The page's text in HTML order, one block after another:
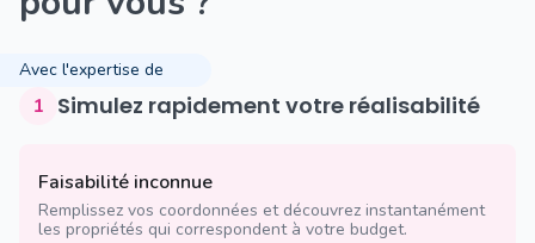
Avec l'expertise de
1 Simulez rapidement votre réalisabilité
Faisabilité inconnue
Remplissez vos coordonnées et découvrez instantanément
les propriétés qui correspondent à votre budget.